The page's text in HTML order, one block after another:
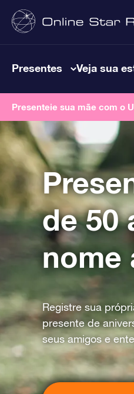
Presentes Veja sua
Presenteie sua mãe com o
de 50
nome
Registre sua
presente de
seus amigos e